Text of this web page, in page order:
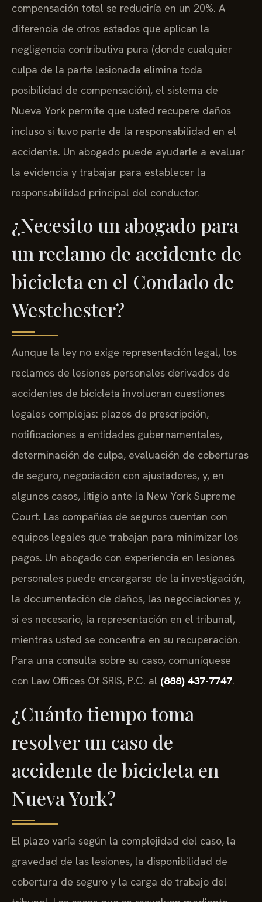
compensación total se reduciría en un 20%. A
diferencia de otros estados que aplican la
negligencia contributiva pura (donde cualquier
culpa de la parte lesionada elimina toda
posibilidad de compensación), el sistema de
Nueva York permite que usted recupere daños
incluso si tuvo parte de la responsabilidad en el
accidente. Un abogado puede ayudarle a evaluar
la evidencia y trabajar para establecer la
responsabilidad principal del conductor.
¿Necesito un abogado para
un reclamo de accidente de
bicicleta en el Condado de
Westchester?
Aunque la ley no exige representación legal, los
reclamos de lesiones personales derivados de
accidentes de bicicleta involucran cuestiones
legales complejas: plazos de prescripción,
notificaciones a entidades gubernamentales,
determinación de culpa, evaluación de coberturas
de seguro, negociación con ajustadores, y, en
algunos casos, litigio ante la New York Supreme
Court. Las compañías de seguros cuentan con
equipos legales que trabajan para minimizar los
pagos. Un abogado con experiencia en lesiones
personales puede encargarse de la investigación,
la documentación de daños, las negociaciones y,
si es necesario, la representación en el tribunal,
mientras usted se concentra en su recuperación.
Para una consulta sobre su caso, comuníquese
con Law Offices Of SRIS, P.C. al (888) 437-7747.
¿Cuánto tiempo toma
resolver un caso de
accidente de bicicleta en
Nueva York?
El plazo varía según la complejidad del caso, la
gravedad de las lesiones, la disponibilidad de
cobertura de seguro y la carga de trabajo del